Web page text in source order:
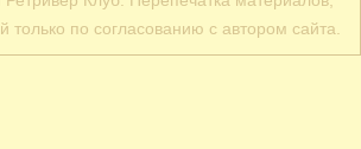
только по согласованию с автором сайта.